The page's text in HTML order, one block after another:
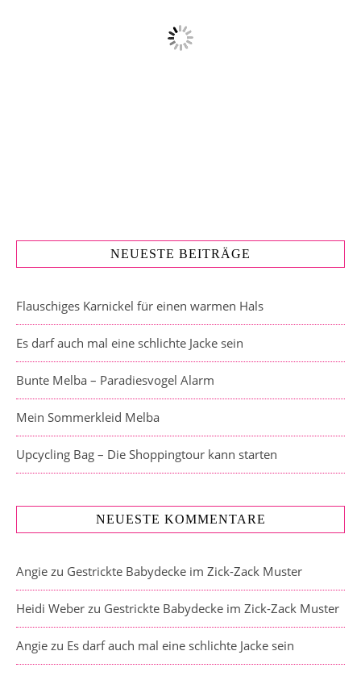
NEUESTE BEITRÄGE
Flauschiges Karnickel für einen warmen Hals
Es darf auch mal eine schlichte Jacke sein
Bunte Melba – Paradiesvogel Alarm
Mein Sommerkleid Melba
Upcycling Bag – Die Shoppingtour kann starten
NEUESTE KOMMENTARE
Angie zu Gestrickte Babydecke im Zick-Zack Muster
Heidi Weber zu Gestrickte Babydecke im Zick-Zack Muster
Angie zu Es darf auch mal eine schlichte Jacke sein